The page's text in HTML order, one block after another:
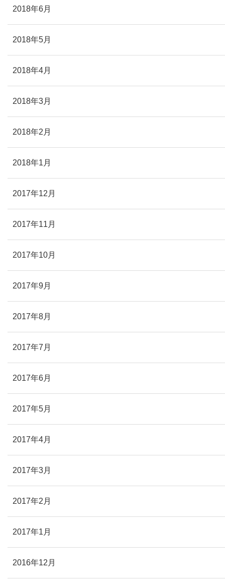
2018年6月
2018年5月
2018年4月
2018年3月
2018年2月
2018年1月
2017年12月
2017年11月
2017年10月
2017年9月
2017年8月
2017年7月
2017年6月
2017年5月
2017年4月
2017年3月
2017年2月
2017年1月
2016年12月